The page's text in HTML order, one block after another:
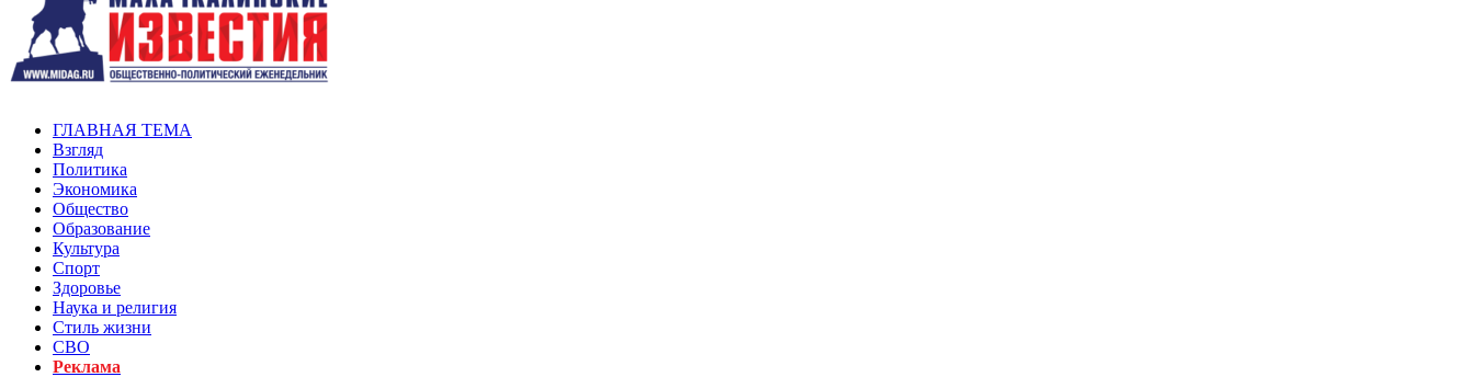
ГЛАВНАЯ ТЕМА
Взгляд
Политика
Экономика
Общество
Образование
Культура
Спорт
Здоровье
Наука и религия
Стиль жизни
СВО
Реклама